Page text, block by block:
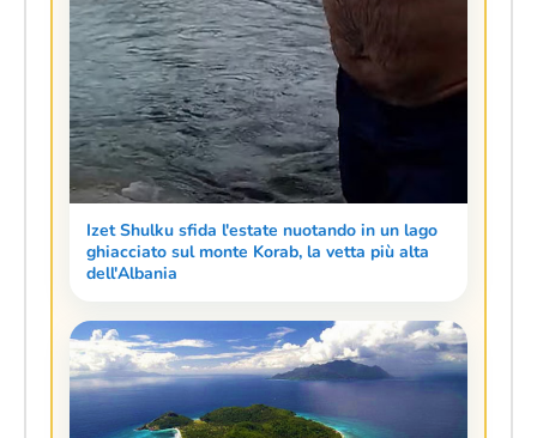
Izet Shulku sfida l'estate nuotando in un lago
ghiacciato sul monte Korab, la vetta più alta
dell'Albania